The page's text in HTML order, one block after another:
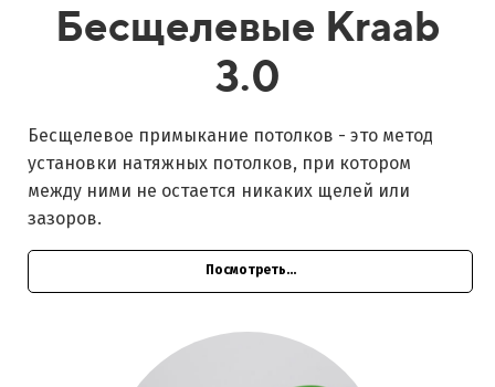
Бесщелевые Kraab
3.0
Бесщелевое примыкание потолков - это метод
установки натяжных потолков, при котором
между ними не остается никаких щелей или
зазоров.
Посмотреть...